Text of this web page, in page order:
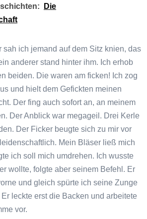
Die
sah ich jemand auf dem Sitz knien, das
anderer stand hinter ihm. Ich erhob
beiden. Die waren am ficken! Ich zog
und hielt dem Gefickten meinen
Der fing auch sofort an, an meinem
Der Anblick war megageil. Drei Kerle
Der Ficker beugte sich zu mir vor
Mein Bläser ließ mich
ich soll mich umdrehen. Ich wusste
wollte, folgte aber seinem Befehl. Er
und gleich spürte ich seine Zunge
leckte erst die Backen und arbeitete
vor.